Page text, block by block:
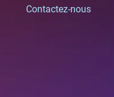
Contactez-nous